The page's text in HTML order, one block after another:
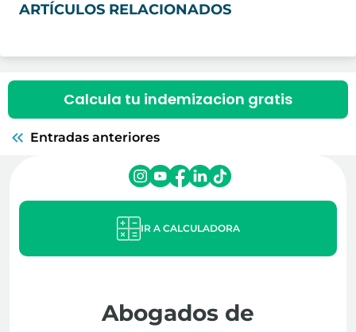
ARTÍCULOS RELACIONADOS
Calcula tu indemizacion gratis
Entradas anteriores
IR A CALCULADORA
Abogados de